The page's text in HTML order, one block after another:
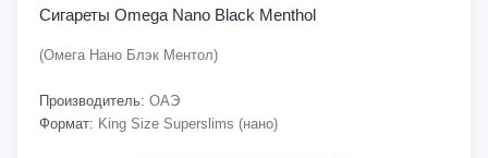
Сигареты Omega Nano Black Menthol
(Омега Нано Блэк Ментол)
Производитель: ОАЭ
Формат: King Size Superslims (нано)